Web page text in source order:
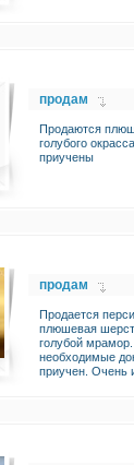
продам
Продаются
голубого
приучены
продам
Продается
плюшевая
голубой
необходимые
приучен. Очень